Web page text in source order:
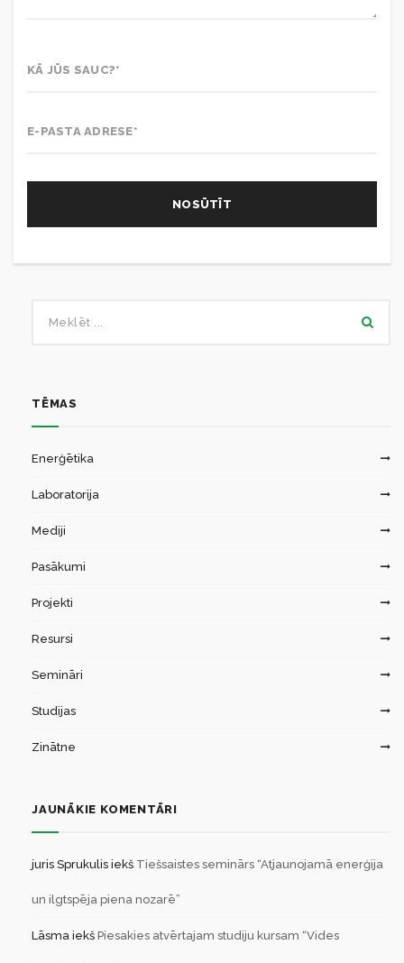
TĒMAS
Enerģētika
Laboratorija
Mediji
Pasākumi
Projekti
Resursi
Semināri
Studijas
Zinātne
JAUNĀKIE KOMENTĀRI
juris Sprukulis iekš Tiešsaistes seminārs “Atjaunojamā enerģija
un ilgtspēja piena nozarē”
Lāsma iekš Piesakies atvērtajam studiju kursam “Vides